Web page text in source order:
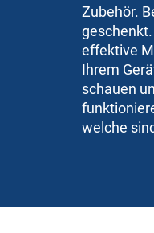
Zubehör.
effektive
Ihrem
schauen
welche